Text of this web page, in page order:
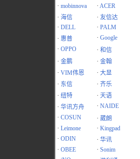
· mobinnova · ACER
· 海信 · 友信达
· DELL · PALM
· 惠普 · Google
· OPPO · 和信
· 金鹏 · 金翰
· VIM伟恩 · 大显
· 东信 · 齐乐
· 纽特 · 天语
· 华讯方舟 · NAIDE
· COSUN · 葳朗
· Leimone · Kingpad
· ODIN · 华讯
· OBEE · Sonim